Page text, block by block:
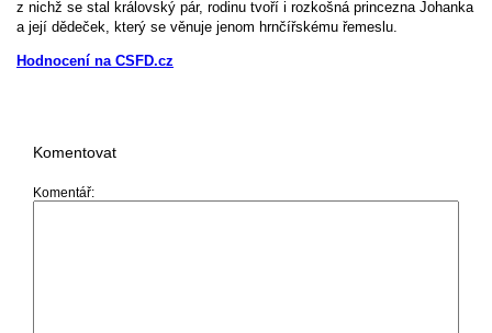
z nichž se stal královský pár, rodinu tvoří i rozkošná princezna Johanka
a její dědeček, který se věnuje jenom hrnčířskému řemeslu.
Hodnocení na CSFD.cz
Komentovat
Komentář